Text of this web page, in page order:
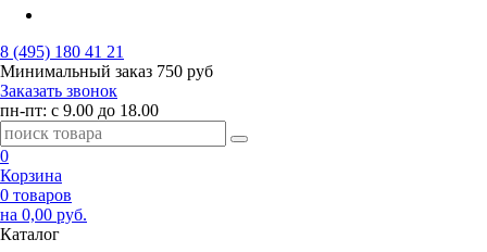
8 (495) 180 41 21
Минимальный заказ 750 руб
Заказать звонок
пн-пт: с 9.00 до 18.00
0
Корзина
0 товаров
на 0,00 руб.
Каталог